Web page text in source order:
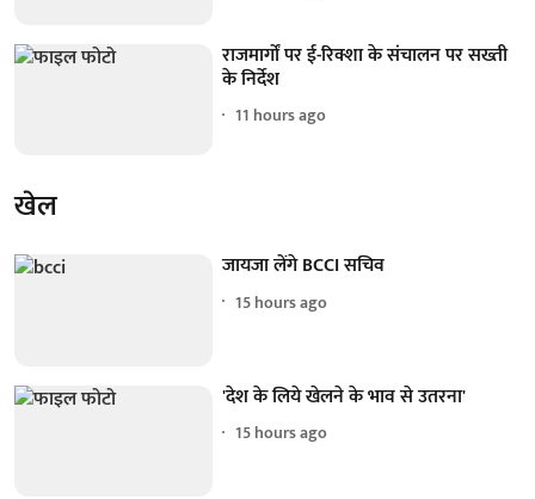
राजमार्गों पर ई-रिक्शा के संचालन पर सख्ती
के निर्देश
11 hours ago
खेल
जायजा लेंगे BCCI सचिव
15 hours ago
'देश के लिये खेलने के भाव से उतरना'
15 hours ago